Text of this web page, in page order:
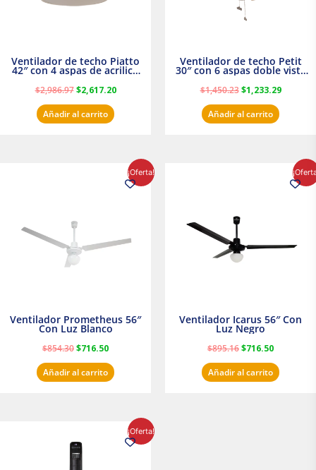
Ventilador de techo Piatto
42″ con 4 aspas de acrilico
transparente
$2,986.97 $2,617.20
Añadir al carrito
Ventilador de techo Petit
30″ con 6 aspas doble vista
Satinado Masterfan
$1,450.23 $1,233.29
Añadir al carrito
¡Oferta!
Ventilador Prometheus 56″
Con Luz Blanco
$854.30$716.50
precio
actual
Añadir al carrito
Ventilador Icarus 56″ Con
Luz Negro
$895.16$716.50
precio
actual
Añadir al carrito
¡Oferta!
original
era:
precio
actual